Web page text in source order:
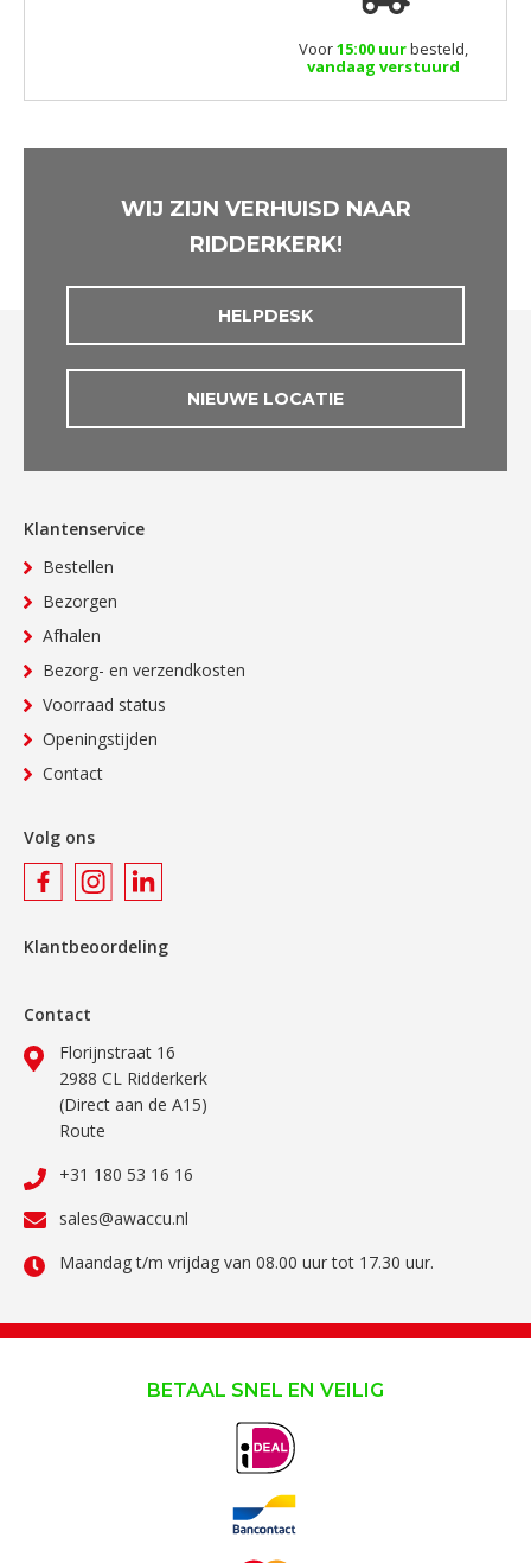
Voor15:00 uurbesteld,
vandaag verstuurd
WIJ ZIJN VERHUISD NAAR
RIDDERKERK!
HELPDESK
NIEUWE LOCATIE
Klantenservice
Bestellen
Bezorgen
Afhalen
Bezorg- en verzendkosten
Voorraad status
Openingstijden
Contact
Volg ons
Klantbeoordeling
Contact
Florijnstraat 16
2988 CL Ridderkerk
(Direct aan de A15)
Route
+31 180 53 16 16
sales@awaccu.nl
Maandag t/m vrijdag van 08.00 uur tot 17.30 uur.
BETAAL SNEL EN VEILIG